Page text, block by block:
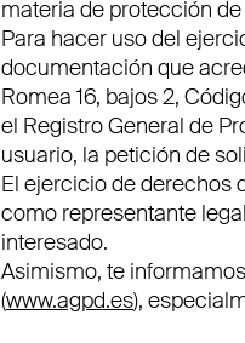
materia de protección
Para hacer uso del
documentación que
Romea 16, bajos 2,
el Registro General de
usuario, la petición de
El ejercicio de derechos
como representante
interesado.
Asimismo, te
(www.agpd.es),